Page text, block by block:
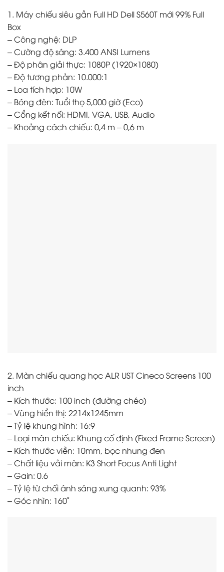
1. Máy chiếu siêu gần Full HD Dell S560T mới 99% Full
Box
– Công nghệ: DLP
– Cường độ sáng: 3.400 ANSI Lumens
– Độ phân giải thực: 1080P (1920×1080)
– Độ tương phản: 10.000:1
– Loa tích hợp: 10W
– Bóng đèn: Tuổi thọ 5,000 giờ (Eco)
– Cổng kết nối: HDMI, VGA, USB, Audio
– Khoảng cách chiếu: 0,4 m – 0,6 m
2. Màn chiếu quang học ALR UST Cineco Screens 100
inch
– Kích thước: 100 inch (đường chéo)
– Vùng hiển thị: 2214x1245mm
– Tỷ lệ khung hình: 16:9
– Loại màn chiếu: Khung cố định (Fixed Frame Screen)
– Kích thước viền: 10mm, bọc nhung đen
– Chất liệu vải màn: K3 Short Focus Anti Light
– Gain: 0.6
– Tỷ lệ từ chối ánh sáng xung quanh: 93%
– Góc nhìn: 160˚